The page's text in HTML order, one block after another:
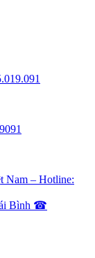
Nam – Hotline:
Bình ☎